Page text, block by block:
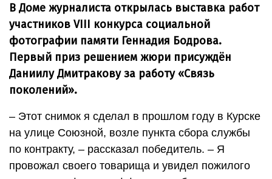
В Доме журналиста открылась выставка работ
участников VIII конкурса социальной
фотографии памяти Геннадия Бодрова.
Первый приз решением жюри присуждён
Даниилу Дмитракову за работу «Связь
поколений».
– Этот снимок я сделал в прошлом году в Курске
на улице Союзной, возле пункта сбора службы
по контракту, – рассказал победитель. – Я
провожал своего товарища и увидел пожилого